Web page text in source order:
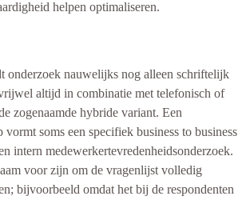
helpen optimaliseren.
onderzoek nauwelijks nog alleen schriftelijk
altijd in combinatie met telefonisch of
zogenaamde hybride variant. Een
soms een specifiek business to business
intern medewerkertevredenheidsonderzoek.
voor zijn om de vragenlijst volledig
bijvoorbeeld omdat het bij de respondenten